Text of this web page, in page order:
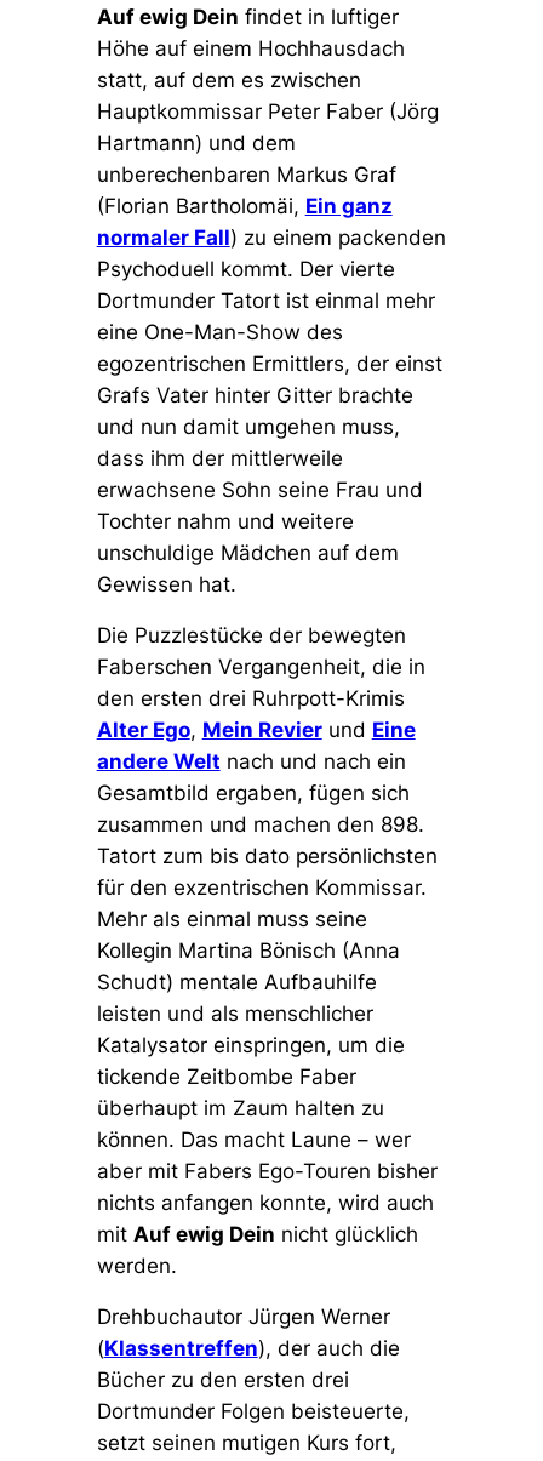
Auf ewig Dein findet in luftiger
Höhe auf einem Hochhausdach
statt, auf dem es zwischen
Hauptkommissar Peter Faber (Jörg
Hartmann) und dem
unberechenbaren Markus Graf
(Florian Bartholomäi, Ein ganz
normaler Fall) zu einem packenden
Psychoduell kommt. Der vierte
Dortmunder Tatort ist einmal mehr
eine One-Man-Show des
egozentrischen Ermittlers, der einst
Grafs Vater hinter Gitter brachte
und nun damit umgehen muss,
dass ihm der mittlerweile
erwachsene Sohn seine Frau und
Tochter nahm und weitere
unschuldige Mädchen auf dem
Gewissen hat.
Die Puzzlestücke der bewegten
Faberschen Vergangenheit, die in
den ersten drei Ruhrpott-Krimis
Alter Ego, Mein Revierund Eine
andere Welt nach und nach ein
Gesamtbild ergaben, fügen sich
zusammen und machen den 898.
Tatort zum bis dato persönlichsten
für den exzentrischen Kommissar.
Mehr als einmal muss seine
Kollegin Martina Bönisch (Anna
Schudt) mentale Aufbauhilfe
leisten und als menschlicher
Katalysator einspringen, um die
tickende Zeitbombe Faber
überhaupt im Zaum halten zu
können. Das macht Laune – wer
aber mit Fabers Ego-Touren bisher
nichts anfangen konnte, wird auch
mit Auf ewig Dein nicht glücklich
werden.
Drehbuchautor Jürgen Werner
(Klassentreffen), der auch die
Bücher zu den ersten drei
Dortmunder Folgen beisteuerte,
setzt seinen mutigen Kurs fort,